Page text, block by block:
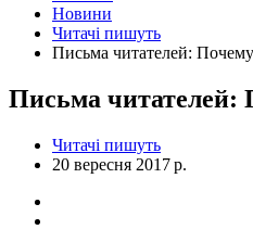
Новини
Читачі пишуть
Письма читателей:
Письма читателей:
Читачі пишуть
20 вересня 2017 р.